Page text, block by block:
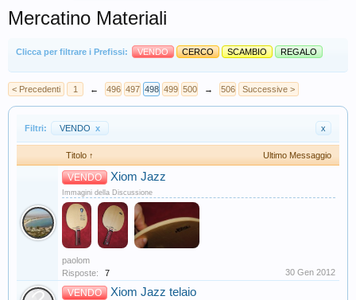
Mercatino Materiali
Clicca per filtrare i Prefissi: VENDO CERCO SCAMBIO REGALO
< Precedenti 1 ← 496 497 498 499 500 → 506 Successive >
Filtri: VENDO x x
Titolo ↑ Ultimo Messaggio
VENDO Xiom Jazz
Immagini della Discussione
paolom
Risposte:
7 30 Gen 2012
VENDO Xiom Jazz telaio